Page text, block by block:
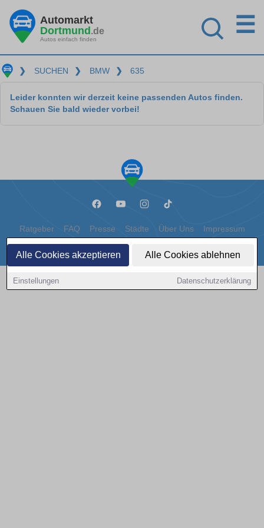
Alle Cookies akzeptieren Alle Cookies ablehnen
Einstellungen Datenschutzerklärung
Automarkt
Dortmund.de
Autos einfach finden
☰
❯ SUCHEN ❯ BMW ❯ 635
Leider konnten wir derzeit keine passenden Autos finden.
Schauen Sie bald wieder vorbei!
Ratgeber FAQ Presse Städte Über Uns Impressum
Datenschutz Cookies
Copyright © 2000 - 2026 | 1A Infosysteme GmbH | Content by: 1a-sites-autos